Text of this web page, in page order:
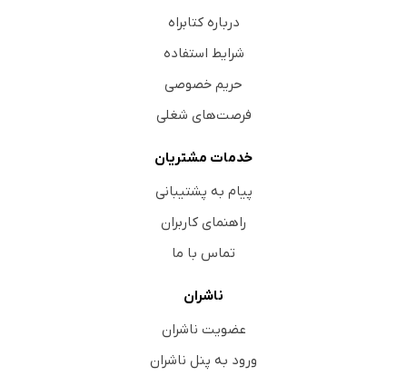
درباره کتابراه
شرایط استفاده
حریم خصوصی
فرصت‌های شغلی
خدمات مشتریان
پیام به پشتیبانی
راهنمای کاربران
تماس با ما
ناشران
عضویت ناشران
ورود به پنل ناشران